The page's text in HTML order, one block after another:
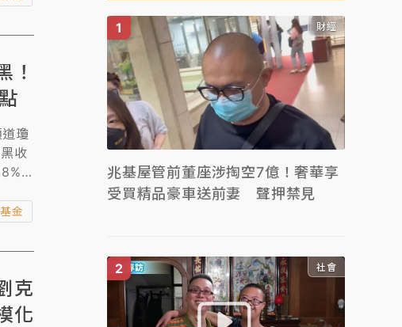
！
瓊
收
金
克
化
財經
兆基屋管前董座涉掏空7億！奢華享
受買精品豪車送前妻 聲押禁見
社會